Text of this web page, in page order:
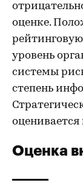
оценке.
уровень
системы
степень
оценивается
Оценка